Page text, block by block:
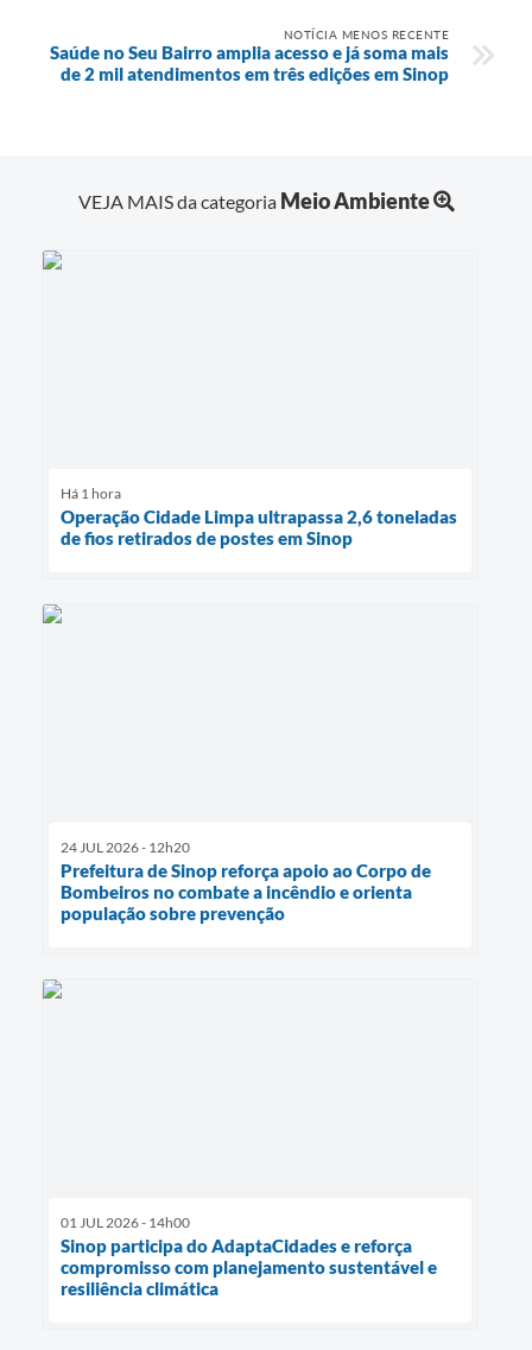
NOTÍCIA MENOS RECENTE
Saúde no Seu Bairro amplia acesso e já soma mais
de 2 mil atendimentos em três edições em Sinop
VEJA MAIS da categoria Meio Ambiente
Há 1 hora
Operação Cidade Limpa ultrapassa 2,6 toneladas
de fios retirados de postes em Sinop
24 JUL 2026 - 12h20
Prefeitura de Sinop reforça apoio ao Corpo de
Bombeiros no combate a incêndio e orienta
população sobre prevenção
01 JUL 2026 - 14h00
Sinop participa do AdaptaCidades e reforça
compromisso com planejamento sustentável e
resiliência climática